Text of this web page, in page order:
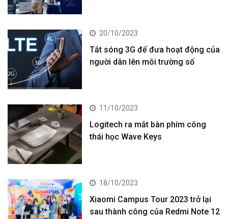
20/10/2023
Tắt sóng 3G để đưa hoạt động của
người dân lên môi trường số
11/10/2023
Logitech ra mắt bàn phím công
thái học Wave Keys
18/10/2023
Xiaomi Campus Tour 2023 trở lại
sau thành công của Redmi Note 12